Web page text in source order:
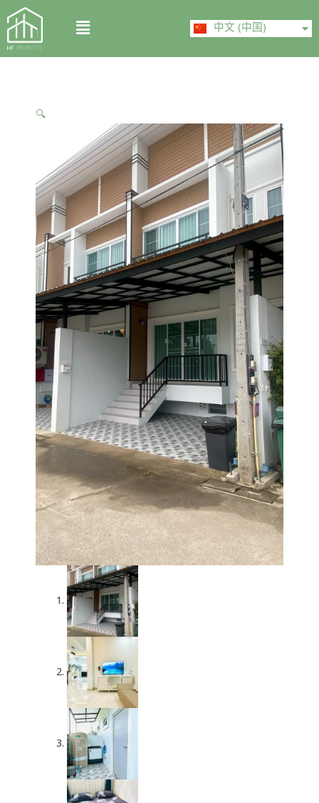
Skip
to
content
Menu 中文 (中国)
English
🔍